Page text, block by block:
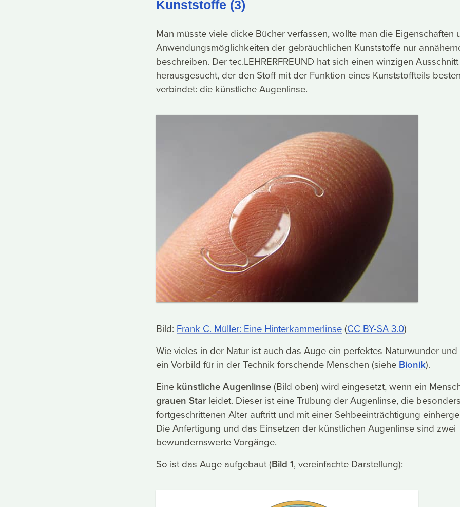
Kunststoffe (3)
Man müsste viele dicke Bücher verfassen, wollte man die Eigenschaften
Anwendungsmöglichkeiten der gebräuchlichen Kunststoffe nur
beschreiben. Der tec.LEHRERFREUND hat sich einen winzigen Ausschnitt
herausgesucht, der den Stoff mit der Funktion eines Kunststoffteils
verbindet: die künstliche Augenlinse.
Bild: Frank C. Müller: Eine Hinterkammerlinse(CC BY-SA 3.0)
Wie vieles in der Natur ist auch das Auge ein perfektes Naturwunder
ein Vorbild für in der Technik forschende Menschen (siehe Bionik).
Eine künstliche Augenlinse(Bild oben) wird eingesetzt, wenn ein
grauen Starleidet. Dieser ist eine Trübung der Augenlinse, die
fortgeschrittenen Alter auftritt und mit einer Sehbeeinträchtigung
Die Anfertigung und das Einsetzen der künstlichen Augenlinse sind zwei
bewundernswerte Vorgänge.
So ist das Auge aufgebaut (Bild 1, vereinfachte Darstellung):